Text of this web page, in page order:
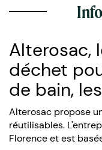
Alterosac,
déchet
de bain,
Alterosac propose
réutilisables.
Florence et est